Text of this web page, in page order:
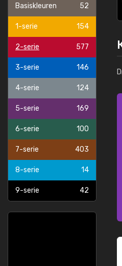
Basiskleuren 52
1-serie 154
2-serie 577
3-serie 146
4-serie 124
5-serie 169
6-serie 100
7-serie 403
8-serie 14
9-serie 42